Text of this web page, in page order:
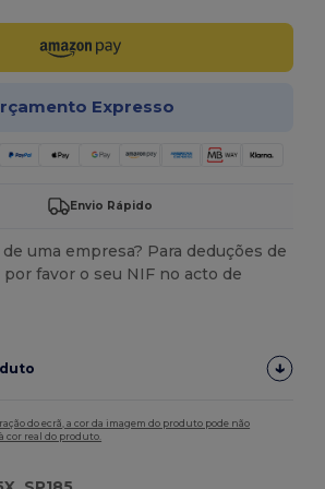
Expresso
Envio Rápido
uma empresa? Para deduções de
favor o seu NIF no acto de
do ecrã, a cor da imagem do produto pode não
cor real do produto.